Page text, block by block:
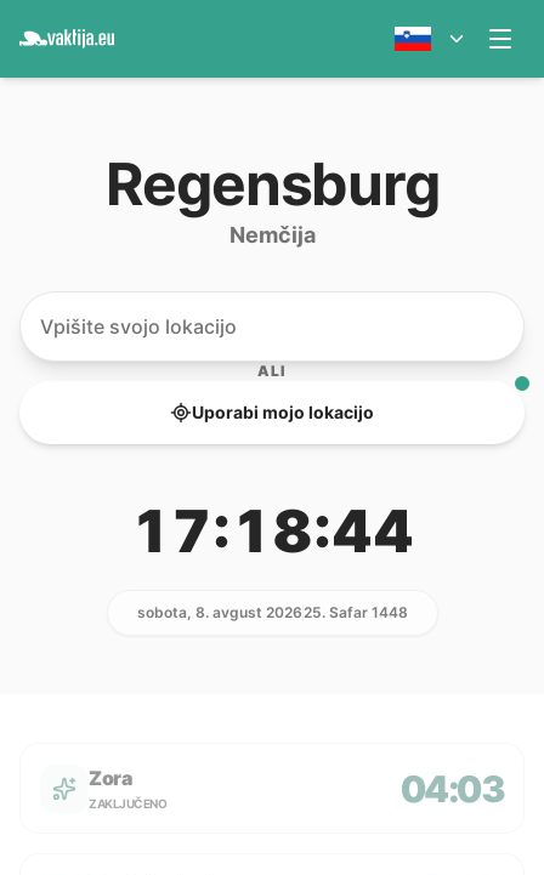
Regensburg
Nemčija
ALI
Uporabi mojo lokacijo
17:18:44
sobota, 8. avgust 202625. Safar 1448
Zora
ZAKLJUČENO 04:03